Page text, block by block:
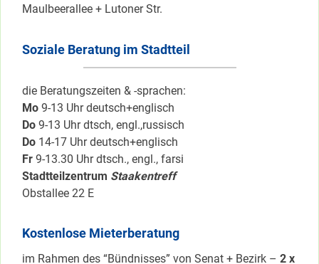
Maulbeerallee + Lutoner Str.
Soziale Beratung im Stadtteil
die Beratungszeiten & -sprachen:
Mo 9-13 Uhr deutsch+englisch
Do 9-13 Uhr dtsch, engl.,russisch
Do 14-17 Uhr deutsch+englisch
Fr 9-13.30 Uhr dtsch., engl., farsi
Stadtteilzentrum Staakentreff
Obstallee 22 E
Kostenlose Mieterberatung
im Rahmen des “Bündnisses” von Senat + Bezirk – 2 x